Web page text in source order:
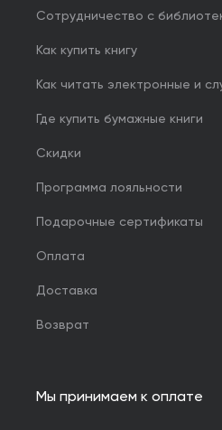
Сотрудничество с
Как купить книгу
Как читать электронные и
Где купить бумажные книги
Скидки
Программа лояльности
Подарочные сертификаты
Оплата
Доставка
Возврат
Мы принимаем к оплате